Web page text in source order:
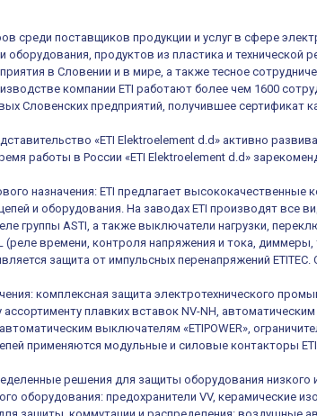
среди поставщиков продукции и услуг в сфере
оборудования, продуктов из пластика и
в Словении и в мире, а также тесное
компании ETI работают более чем 1600
Словенских предприятий, получившее сертификат
«ETI Elektroelement d.d» активно
работы в России «ETI Elektroelement d.d»
назначения: ETI предлагает высококачественные
и оборудования. На заводах ETI производят все
группы ASTI, а также выключатели нагрузки,
(реле времени, контроля напряжения и тока,
защита от импульсных перенапряжений
комплексная защита электротехнического
плавких вставок NV-NH,
выключателям «ETIPOWER»,
применяются модульные и силовые контакторы
решения для защиты оборудования
оборудования: предохранители VV, керамические